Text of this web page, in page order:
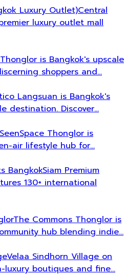
Luxury Outlet)Central
luxury outlet mall
is Bangkok's upscale
shoppers and…
Langsuan is Bangkok's
destination. Discover…
SeenSpace Thonglor is
air lifestyle hub for…
BangkokSiam Premium
130+ international
The Commons Thonglor is
hub blending indie…
Velaa Sindhorn Village on
luxury boutiques and fine…